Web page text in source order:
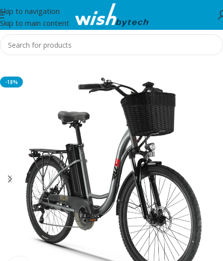
Skip to navigation
Skip to main content
Home/Entertainment
-18%